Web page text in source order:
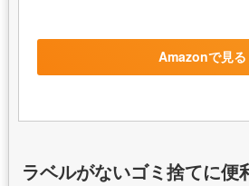
Amazonで見る
ラベルがないゴミ捨てに便